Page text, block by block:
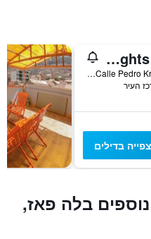
Bolivian Heights Hostel
Av. Armentia Calle Pedro Kramer N 775, לה פאז, בוליביה
צפייה בדילים
בלה פאז,